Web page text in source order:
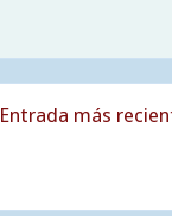
Entrada más